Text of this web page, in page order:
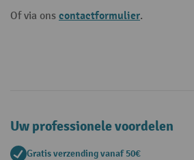
Of via ons contactformulier.
Uw professionele voordelen
Gratis verzending vanaf 50€